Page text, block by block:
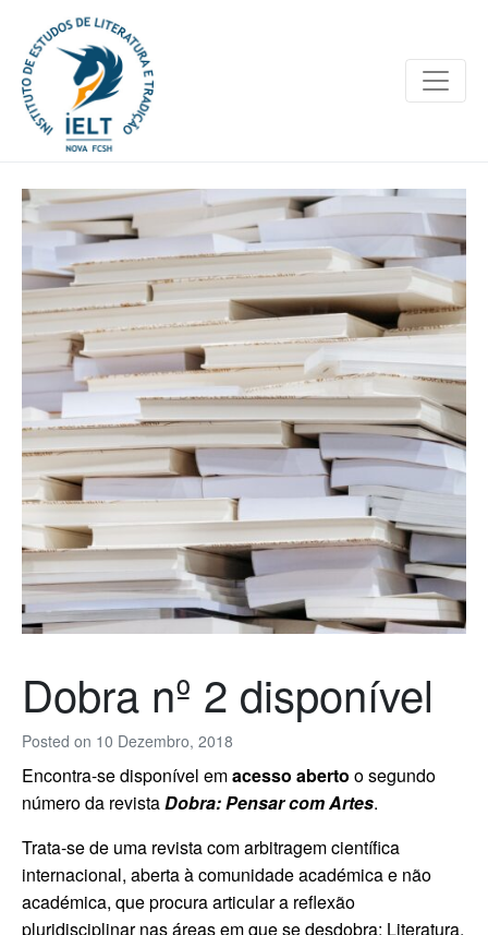
Posted on 10 Dezembro, 2018
Dobra nº 2 disponível
Encontra-se disponível emacesso aberto o segundo
número da revistaDobra: Pensar com Artes.
Trata-se de uma revista com arbitragem científica
internacional, aberta à comunidade académica e não
académica, que procura articular a reflexão
pluridisciplinar nas áreas em que se desdobra: Literatura,